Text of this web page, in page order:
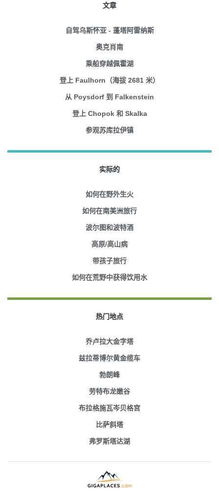
文章
自驾乌斯怀亚 - 蓬塔阿雷纳斯
奥克肖南
乘船穿越佩霍湖
登上 Faulhorn（海拔 2681 米）
从 Poysdorf 到 Falkenstein
登上 Chopok 和 Skalka
参观苏库拉伊镇
实际的
如何在野外生火
如何在南美洲旅行
波尔图和波特酒
高原/高山病
带孩子旅行
如何在荒野中获得饮用水
热门地点
乔卢拉大金字塔
兹拉蒂博尔黄金缆车
勃朗峰
劳特布龙嫩谷
布拉格施瓦岑贝格宫
比萨斜塔
弗罗斯塔达湖